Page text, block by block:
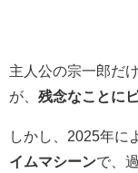
主人公の宗一郎だ
が、 残念なことに
しかし、2025年に
イムマシーンで、